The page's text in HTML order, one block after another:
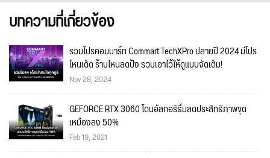
บทความที่เกี่ยวข้อง
รวมโปรคอมมาร์ท Commart TechXPro ปลายปี 2024 มีโปร
ไหนเด็ด ร้านไหนลดปัง รวมเอาไว้ให้ดูแบบจัดเต็ม!
Nov 28, 2024
GEFORCE RTX 3060 โดนอัลกอริธึ่มลดประสิทธิภาพขุด
เหมืองลง 50%
Feb 19, 2021